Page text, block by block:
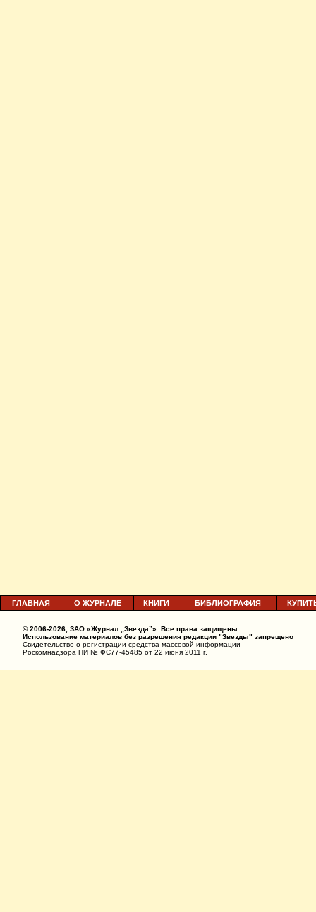
ГЛАВНАЯ О ЖУРНАЛЕ КНИГИ БИБЛИОГРАФИЯ
© 2006-2026, ЗАО «Журнал „Звезда”». Все права защищены.
Использование материалов без разрешения редакции "Звезды" запрещено
Свидетельство о регистрации средства массовой информации
Роскомнадзора ПИ № ФС77-45485 от 22 июня 2011 г.